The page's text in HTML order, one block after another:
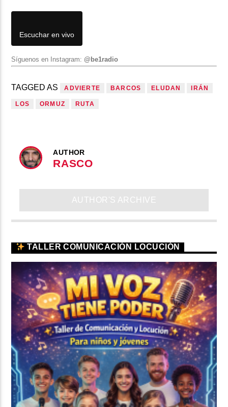
Escuchar en vivo
Síguenos en Instagram:@be1radio
TAGGED AS ADVIERTE BARCOS ELUDAN IRÁN
LOS ORMUZ RUTA
AUTHOR
RASCO
AUTHOR'S ARCHIVE
TALLER COMUNICACIÓN LOCUCIÓN